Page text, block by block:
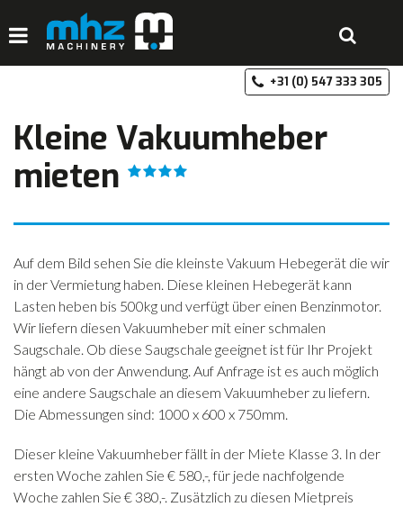
DISCIPLINES
PRODUCTEN
MACHINEVERHUUR
GALERIJ
OVER MHZ
REFERENTIES
VACATURES
OFFERTE
NIEUWS
Kleine Vakuumheber
mieten
Auf dem Bild sehen Sie die kleinste Vakuum Hebegerät die wir
in der Vermietung haben. Diese kleinen Hebegerät kann
Lasten heben bis 500kg und verfügt über einen Benzinmotor.
Wir liefern diesen Vakuumheber mit einer schmalen
Saugschale. Ob diese Saugschale geeignet ist für Ihr Projekt
hängt ab von der Anwendung. Auf Anfrage ist es auch möglich
eine andere Saugschale an diesem Vakuumheber zu liefern.
Die Abmessungen sind: 1000 x 600 x 750mm.
Dieser kleine Vakuumheber fällt in der Miete Klasse 3. In der
ersten Woche zahlen Sie € 580,-, für jede nachfolgende
Woche zahlen Sie € 380,-. Zusätzlich zu diesen Mietpreis